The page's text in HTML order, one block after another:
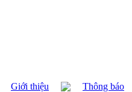
Giới thiệu Thông báo